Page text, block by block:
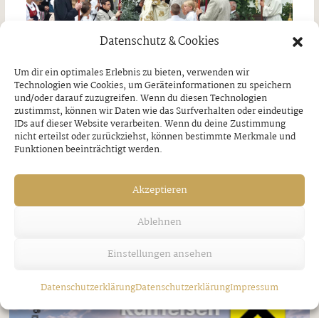
Datenschutz & Cookies
Um dir ein optimales Erlebnis zu bieten, verwenden wir
Technologien wie Cookies, um Geräteinformationen zu speichern
und/oder darauf zuzugreifen. Wenn du diesen Technologien
zustimmst, können wir Daten wie das Surfverhalten oder eindeutige
IDs auf dieser Website verarbeiten. Wenn du deine Zustimmung
nicht erteilst oder zurückziehst, können bestimmte Merkmale und
Funktionen beeinträchtigt werden.
Akzeptieren
Ablehnen
Einstellungen ansehen
DatenschutzerklärungDatenschutzerklärungImpressum
Jakobi-Patrozinium in Strass
Freitag, 7. August 2026